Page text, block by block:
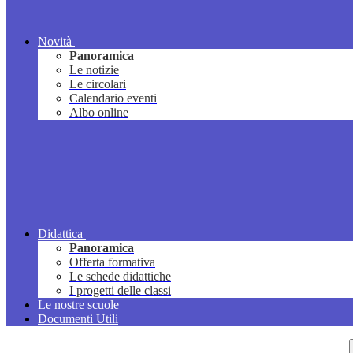
Novità
Panoramica
Le notizie
Le circolari
Calendario eventi
Albo online
Didattica
Panoramica
Offerta formativa
Le schede didattiche
I progetti delle classi
Le nostre scuole
Documenti Utili